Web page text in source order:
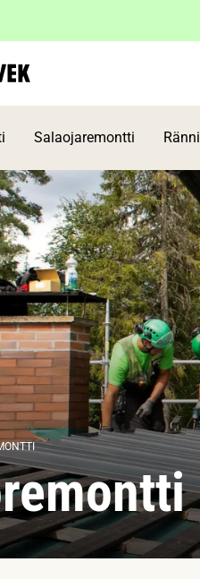
Salaojaremontti